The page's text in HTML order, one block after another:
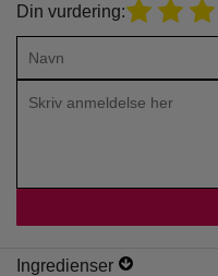
Din vurdering:
Ingredienser